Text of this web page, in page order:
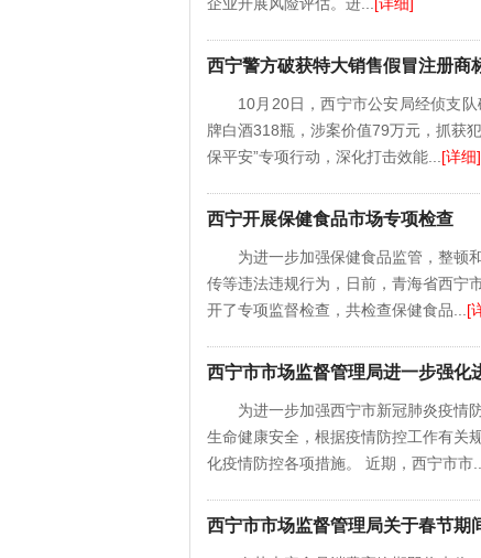
西宁警方破获特大销售假冒注册商
10月20日，西宁市公安局经侦支
牌白酒318瓶，涉案价值79万元，抓获
保平安”专项行动，深化打击效能... [详细]
西宁开展保健食品市场专项检查
为进一步加强保健食品监管，整顿
传等违法违规行为，日前，青海省西宁
开了专项监督检查，共检查保健食品... [
西宁市市场监督管理局进一步强化
为进一步加强西宁市新冠肺炎疫情
生命健康安全，根据疫情防控工作有关
化疫情防控各项措施。 近期，西宁市市...
西宁市市场监督管理局关于春节期